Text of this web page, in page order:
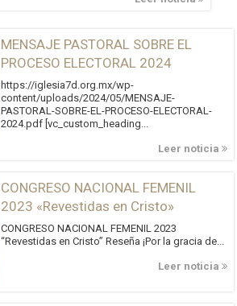
MENSAJE PASTORAL SOBRE EL
PROCESO ELECTORAL 2024
https://iglesia7d.org.mx/wp-
content/uploads/2024/05/MENSAJE-
PASTORAL-SOBRE-EL-PROCESO-ELECTORAL-
2024.pdf [vc_custom_heading...
Leer noticia
CONGRESO NACIONAL FEMENIL
2023 «Revestidas en Cristo»
CONGRESO NACIONAL FEMENIL 2023
“Revestidas en Cristo” Reseña ¡Por la gracia de...
Leer noticia